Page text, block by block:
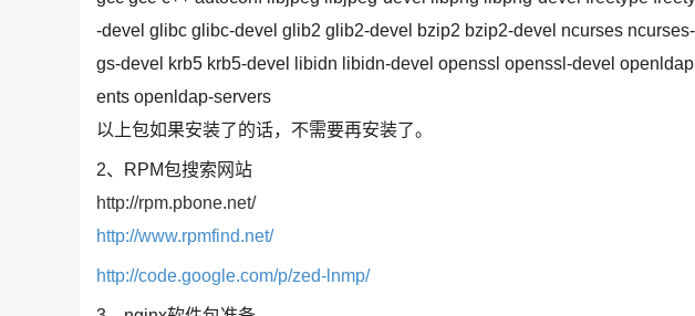
-devel glibc glibc-devel glib2 glib2-devel bzip2 bzip2-devel ncurses
gs-devel krb5 krb5-devel libidn libidn-devel openssl openssl-devel
ents openldap-servers
以上包如果安装了的话，不需要再安装了。
2、RPM包搜索网站
http://rpm.pbone.net/
http://www.rpmfind.net/
http://code.google.com/p/zed-lnmp/